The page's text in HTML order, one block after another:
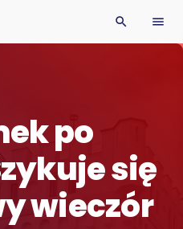
search menu
po
się
wieczór